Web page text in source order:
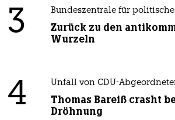
3 Bundeszentrale für
Zurück zu den
Wurzeln
4 Unfall von CDU-
Thomas Bareiß crasht
Dröhnung